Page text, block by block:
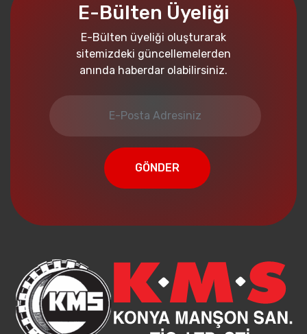
E-Bülten Üyeliği
E-Bülten üyeliği oluşturarak
sitemizdeki güncellemelerden
anında haberdar olabilirsiniz.
GÖNDER